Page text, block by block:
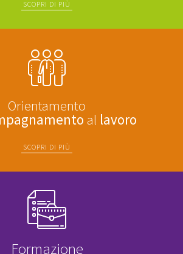
SCOPRI DI PIÙ
Orientamento
al lavoro
SCOPRI DI PIÙ
Formazione